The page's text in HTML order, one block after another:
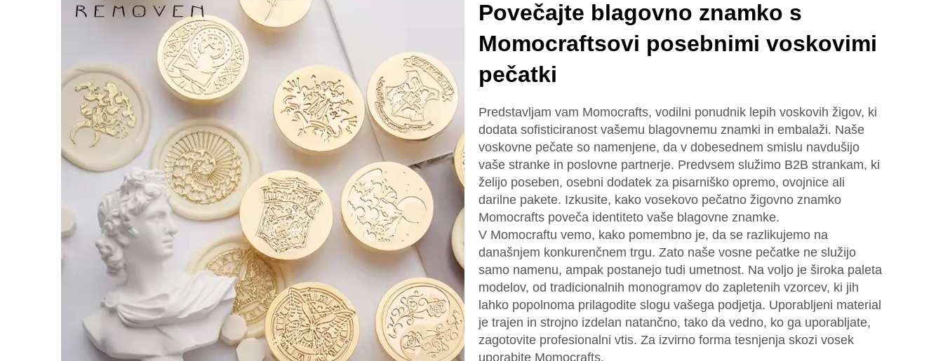
Povečajte blagovno znamko s
Momocraftsovi posebnimi voskovimi
pečatki
Predstavljam vam Momocrafts, vodilni ponudnik lepih voskovih žigov, ki
dodata sofisticiranost vašemu blagovnemu znamki in embalaži. Naše
voskovne pečate so namenjene, da v dobesednem smislu navdušijo
vaše stranke in poslovne partnerje. Predvsem služimo B2B strankam, ki
želijo poseben, osebni dodatek za pisarniško opremo, ovojnice ali
darilne pakete. Izkusite, kako vosekovo pečatno žigovno znamko
Momocrafts poveča identiteto vaše blagovne znamke.
V Momocraftu vemo, kako pomembno je, da se razlikujemo na
današnjem konkurenčnem trgu. Zato naše vosne pečatke ne služijo
samo namenu, ampak postanejo tudi umetnost. Na voljo je široka paleta
modelov, od tradicionalnih monogramov do zapletenih vzorcev, ki jih
lahko popolnoma prilagodite slogu vašega podjetja. Uporabljeni material
je trajen in strojno izdelan natančno, tako da vedno, ko ga uporabljate,
zagotovite profesionalni vtis. Za izvirno forma tesnjenja skozi vosek
uporabite Momocrafts.